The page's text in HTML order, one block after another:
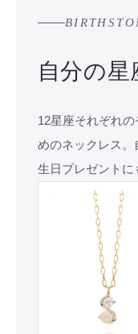
自分の星
12星座それぞれ
めのネックレス
生日プレゼントに